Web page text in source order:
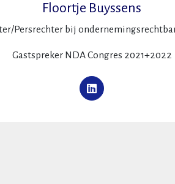
Floortje Buyssens
Persrechter bij
Gastspreker NDA Congres 2021+2022